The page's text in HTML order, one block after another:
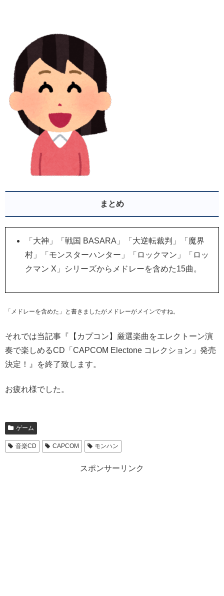
まとめ
「大神」「戦国 BASARA」「大逆転裁判」「魔界
村」「モンスターハンター」「ロックマン」「ロッ
クマン X」シリーズからメドレーを含めた15曲。
「メドレーを含めた」と書きましたがメドレーがメインですね。
それでは当記事『【カプコン】厳選楽曲をエレクトーン演
奏で楽しめるCD「CAPCOM Electone コレクション」発売
決定！』を終了致します。
お疲れ様でした。
ゲーム
音楽CD CAPCOM モンハン
スポンサーリンク